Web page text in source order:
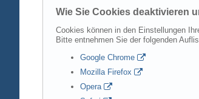
Wie Sie Cookies deaktivieren
Cookies können in den Einstellungen
Bitte entnehmen Sie der folgenden
Google Chrome
Mozilla Firefox
Opera